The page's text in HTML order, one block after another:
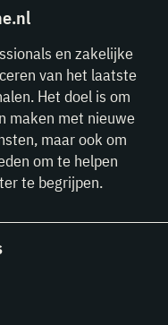
en zakelijke
van het laatste
Het doel is om
maken met nieuwe
maar ook om
om te helpen
te begrijpen.